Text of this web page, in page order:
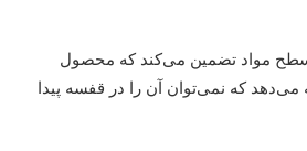
مواد تضمین می‌کند که محصول
می‌دهد که نمی‌توان آن را در قفسه پیدا